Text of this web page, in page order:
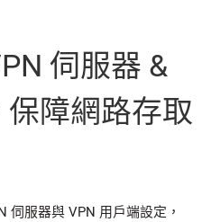
伺服器 &
障網路存取
伺服器與 VPN 用戶端設定，